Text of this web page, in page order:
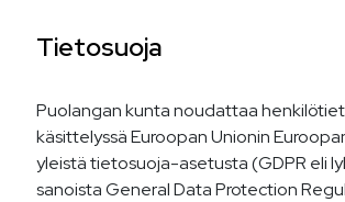
Tietosuoja
Puolangan kunta noudattaa
käsittelyssä Euroopan Unionin
yleistä tietosuoja-asetusta (GDPR eli
sanoista General Data Protection